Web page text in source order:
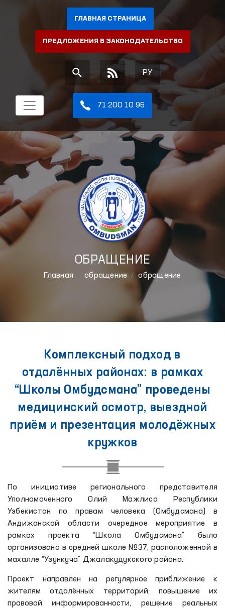
ГЛАВНАЯ СТРАНИЦА
ПРЕДЛОЖЕНИЯ В ЗАКОНОДАТЕЛЬСТВО
РУ
71 200 10 96
ОБРАЩЕНИЕ
Главная обращение обращение
Комплексный подход в
отдалённых районах: в рамках
“Школы Омбудсмана” проведены
медицинский осмотр, выездной
приём и презентация молодёжных
кружков
По инициативе регионального представителя
Уполномоченного Олий Мажлиса Республики
Узбекистан по правам человека (Омбудсмана) в
Андижанской области очередное мероприятие в
рамках проекта “Школа Омбудсмана” было
организовано в средней школе №37, расположенной в
махалле “Узункуча” Джалакудукского района.
Проект направлен на регулярное приближение к
жителям отдалённых территорий, повышение их
правовой информированности, решение реальных